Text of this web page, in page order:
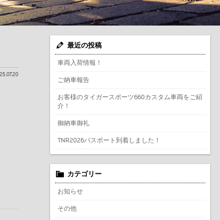
最近の投稿
車両入荷情報！
ご納車報告
お客様のタイガースポーツ660カスタム車両をご紹
介！
御納車御礼
TNR2026パスポート到着しました！
カテゴリー
お知らせ
その他